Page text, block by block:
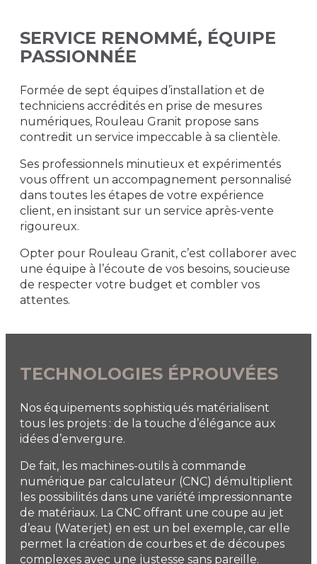
SERVICE RENOMMÉ, ÉQUIPE
PASSIONNÉE
Formée de sept équipes d’installation et de
techniciens accrédités en prise de mesures
numériques, Rouleau Granit propose sans
contredit un service impeccable à sa clientèle.
Ses professionnels minutieux et expérimentés
vous offrent un accompagnement personnalisé
dans toutes les étapes de votre expérience
client, en insistant sur un service après-vente
rigoureux.
Opter pour Rouleau Granit, c’est collaborer avec
une équipe à l’écoute de vos besoins, soucieuse
de respecter votre budget et combler vos
attentes.
TECHNOLOGIES ÉPROUVÉES
Nos équipements sophistiqués matérialisent
tous les projets : de la touche d’élégance aux
idées d’envergure.
De fait, les machines-outils à commande
numérique par calculateur (CNC) démultiplient
les possibilités dans une variété impressionnante
de matériaux. La CNC offrant une coupe au jet
d’eau (Waterjet) en est un bel exemple, car elle
permet la création de courbes et de découpes
complexes avec une justesse sans pareille.